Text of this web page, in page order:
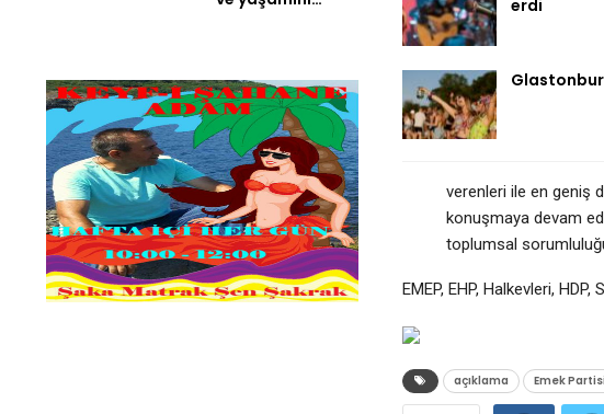
erdi
verenleri ile en geniş
konuşmaya devam
toplumsal
EMEP, EHP, Halkevleri, HDP,
açıklama Emek Partisi